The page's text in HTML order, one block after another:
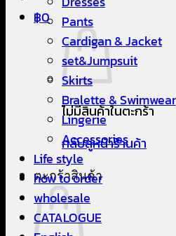
฿0
ไม่มีสินค้าในตะกร้า
กลับสู่หน้าร้านค้า
ตะกร้าสินค้า
Pants
Cardigan & Jacket
set&Jumpsuit
Skirts
Bralette & Swimwear
Lingerie
Accessories
Life style
how to order
wholesale
CATALOGUE